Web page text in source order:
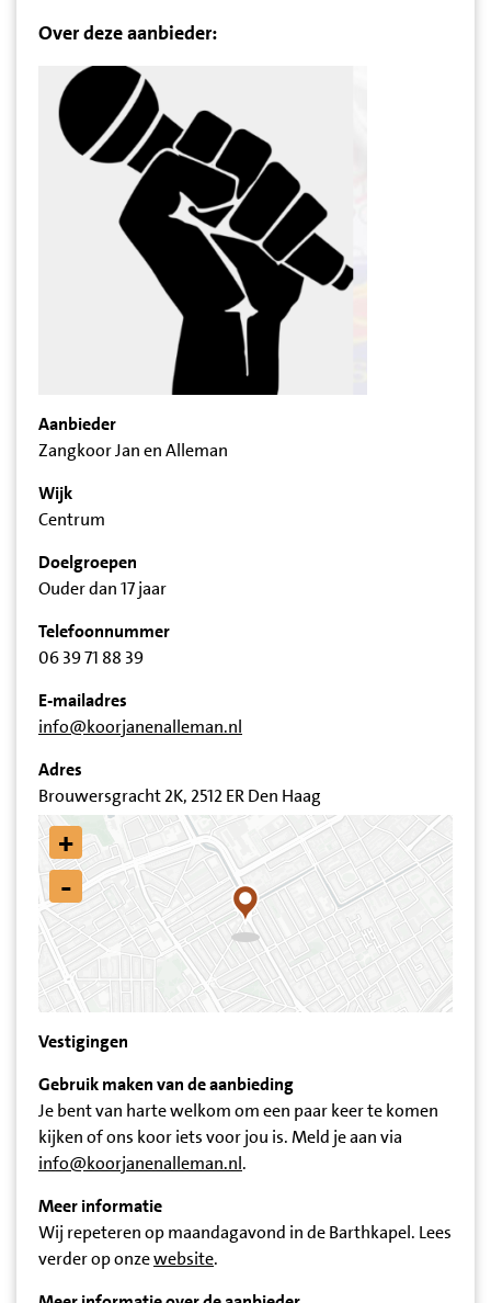
Over deze aanbieder:
Aanbieder
Zangkoor Jan en Alleman
Wijk
Centrum
Doelgroepen
Ouder dan 17 jaar
Telefoonnummer
06 39 71 88 39
E-mailadres
info@koorjanenalleman.nl
Adres
Brouwersgracht 2K, 2512 ER Den Haag
+
-
Vestigingen
Gebruik maken van de aanbieding
Je bent van harte welkom om een paar keer te komen
kijken of ons koor iets voor jou is. Meld je aan via
info@koorjanenalleman.nl.
Meer informatie
Wij repeteren op maandagavond in de Barthkapel. Lees
verder op onzewebsite.